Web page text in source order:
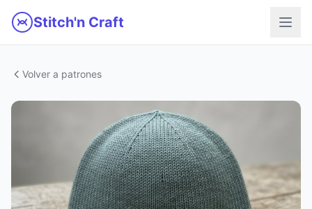
Stitch'n Craft
Volver a patrones